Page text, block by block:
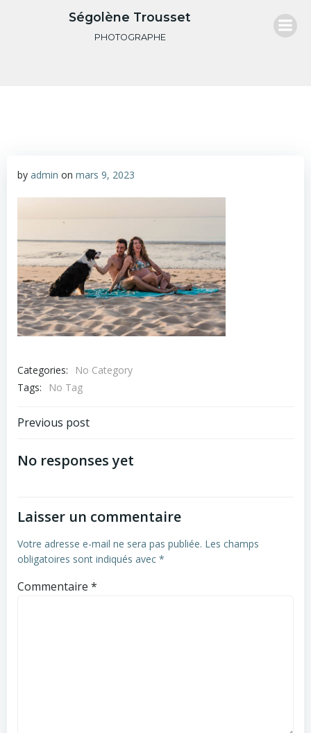
au
contenu
Ségolène Trousset
PHOTOGRAPHE
by admin on mars 9, 2023
Categories:
No Category
Tags:
No Tag
Navigation
de
Previous post
No responses yet
Laisser un commentaire
Votre adresse e-mail ne sera pas publiée. Les champs
obligatoires sont indiqués avec *
Commentaire *